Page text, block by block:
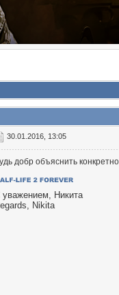
30.01.2016, 13:05
добр объяснить
Никита
Nikita